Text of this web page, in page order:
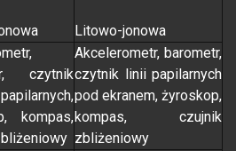
Litowo-jonowa
czytnik
kompas,
Akcelerometr, barometr,
czytnik linii papilarnych
pod ekranem, żyroskop,
kompas, czujnik
zbliżeniowy